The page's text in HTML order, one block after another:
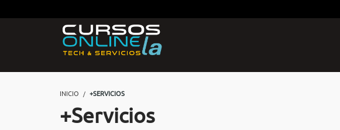
INICIO +SERVICIOS
+Servicios